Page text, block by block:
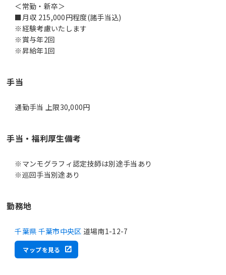
＜常勤・新卒＞
■月収 215,000円程度(諸手当込)
※経験考慮いたします
※賞与年2回
※昇給年1回
手当
通勤手当 上限30,000円
手当・福利厚生備考
※マンモグラフィ認定技師は別途手当あり
※巡回手当別途あり
勤務地
千葉県 千葉市中央区 道場南1-12-7
マップを見る